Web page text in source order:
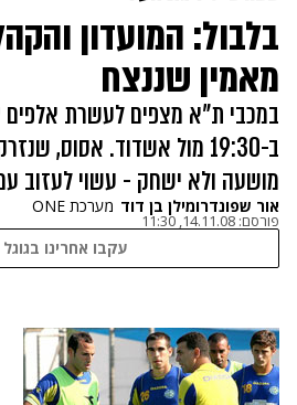
בלבול: המועדון
מאמין שננצח
במכבי ת"א מצפים לעשרת
ב-19:30 מול אשדוד. אסוס,
מושעה ולא ישחק - עשוי לעזוב
אור שפונדרומילן בן דוד מערכת ONE
פורסם: 14.11.08, 11:30
עקבו אחרינו בגוגל